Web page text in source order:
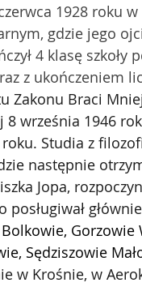
czerwca 1928 roku
gdzie jego
4 klasę
z ukończeniem
Zakonu Braci
września 1946
Studia z
następnie
Jopa,
posługiwał
Sędziszowie
w Krośnie, w